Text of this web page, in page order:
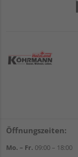
Öffnungszeiten:
Mo. – Fr. 09:00 – 18:00